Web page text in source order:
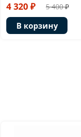
4 320 ₽ 5 400 ₽
В корзину